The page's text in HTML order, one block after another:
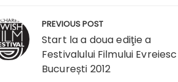
PREVIOUS POST
Start la a doua ediţie a
Festivalului Filmului Evreiesc
București 2012